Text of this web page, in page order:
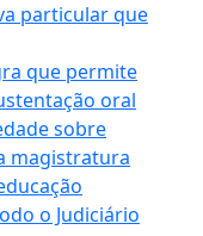
particular que
que permite
oral
sobre
magistratura
o Judiciário